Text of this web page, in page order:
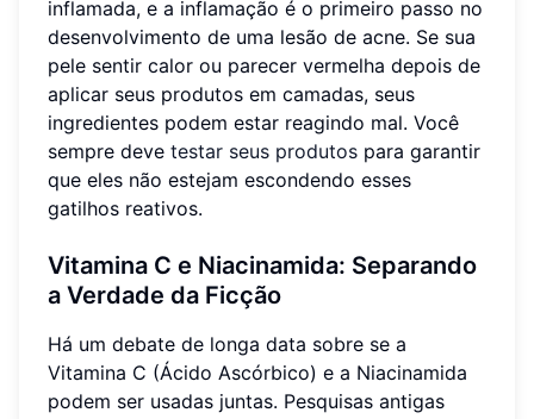
inflamada, e a inflamação é o primeiro passo no
desenvolvimento de uma lesão de acne. Se sua
pele sentir calor ou parecer vermelha depois de
aplicar seus produtos em camadas, seus
ingredientes podem estar reagindo mal. Você
sempre deve testar seus produtos para garantir
que eles não estejam escondendo esses
gatilhos reativos.
Vitamina C e Niacinamida: Separando
a Verdade da Ficção
Há um debate de longa data sobre se a
Vitamina C (Ácido Ascórbico) e a Niacinamida
podem ser usadas juntas. Pesquisas antigas